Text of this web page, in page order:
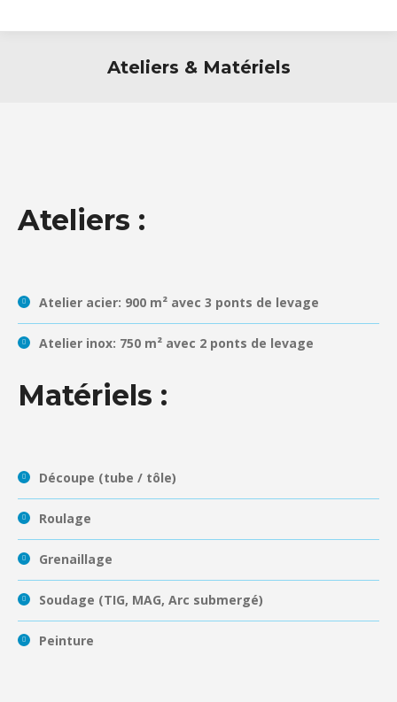
Ateliers & Matériels
Ateliers :
Atelier acier: 900 m² avec 3 ponts de levage
Atelier inox: 750 m² avec 2 ponts de levage
Matériels :
Découpe (tube / tôle)
Roulage
Grenaillage
Soudage (TIG, MAG, Arc submergé)
Peinture